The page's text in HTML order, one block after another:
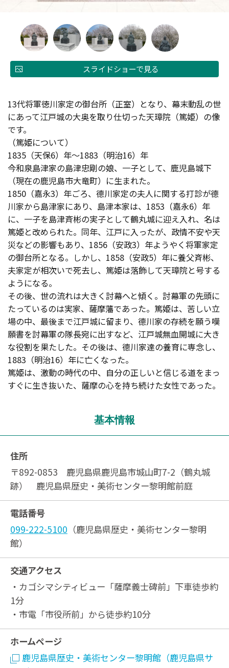
スライドショーで見る
13代将軍徳川家定の御台所（正室）となり、幕末動乱の世
にあって江戸城の大奥を取り仕切った天璋院（篤姫）の像
です。
（篤姫について）
1835（天保6）年～1883（明治16）年
今和泉島津家の島津忠剛の娘、一子として、鹿児島城下
（現在の鹿児島市大竜町）に生まれた。
1850（嘉永3）年ごろ、德川家定の夫人に関する打診が德
川家から島津家にあり、島津本家は、1853（嘉永6）年
に、一子を島津斉彬の実子として鶴丸城に迎え入れ、名は
篤姫と改められた。同年、江戸に入ったが、政情不安や天
災などの影響もあり、1856（安政3）年ようやく将軍家定
の御台所となる。しかし、1858（安政5）年に養父斉彬、
夫家定が相次いで死去し、篤姫は落飾して天璋院と号する
ようになる。
その後、世の流れは大きく討幕へと傾く。討幕軍の先頭に
たっているのは実家、薩摩藩であった。篤姫は、苦しい立
場の中、最後まで江戸城に留まり、德川家の存続を願う嘆
願書を討幕軍の隊長宛に出すなど、江戸城無血開城に大き
な役割を果たした。その後は、德川家達の養育に専念し、
1883（明治16）年に亡くなった。
篤姫は、激動の時代の中、自分の正しいと信じる道をまっ
すぐに生き抜いた、薩摩の心を持ち続けた女性であった。
基本情報
住所
〒892-0853 鹿児島県鹿児島市城山町7-2（鶴丸城
跡） 鹿児島県歴史・美術センター黎明館前庭
電話番号
099-222-5100 （鹿児島県歴史・美術センター黎明
館）
交通アクセス
・カゴシマシティビュー「薩摩義士碑前」下車徒歩約
1分
・市電「市役所前」から徒歩約10分
ホームページ
鹿児島県歴史・美術センター黎明館（鹿児島県サ